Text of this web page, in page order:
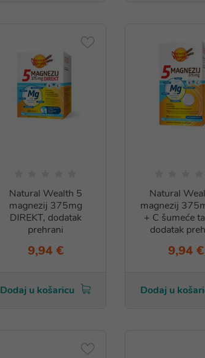
Natural Wealth 5
magnezij 375mg
DIREKT, dodatak
prehrani
9,94 €
Dodaj u košaricu
Natural
magnezij
+ C šumeće
dodatak
9,94 €
Dodaj u